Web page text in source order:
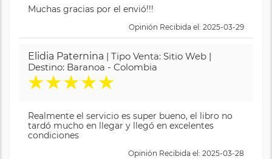
Muchas gracias por el envió!!!
Opinión Recibida el: 2025-03-29
Elidia Paternina | Tipo Venta: Sitio Web |
Destino: Baranoa - Colombia
★★★★★
Realmente el servicio es super bueno, el libro no
tardó mucho en llegar y llegó en excelentes
condiciones
Opinión Recibida el: 2025-03-28